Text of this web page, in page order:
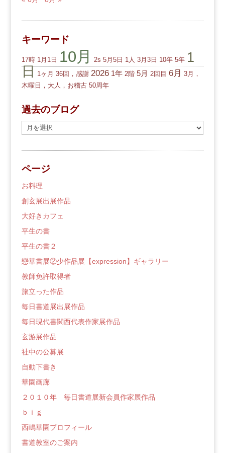
キーワード
17時 1月1日 10月 2s 5月5日 1人 3月3日 10年 5年 1
日 1ヶ月 36回，感謝 2026 1年 2階 5月 2回目 6月 3月，
木曜日，大人，お稽古 50周年
過去のブログ
去
の
ロ
グ
ページ
お料理
創玄展出展作品
大好きカフェ
平生の書
平生の書２
戀華書展②少作品展【expression】ギャラリー
教師免許取得者
旅立った作品
毎日書道展出展作品
毎日現代書関西代表作家展作品
玄游展作品
社中の公募展
自動下書き
華園画廊
２０１０年 毎日書道展新会員作家展作品
ｂｉｇ
西嶋華園プロフィール
書道教室のご案内